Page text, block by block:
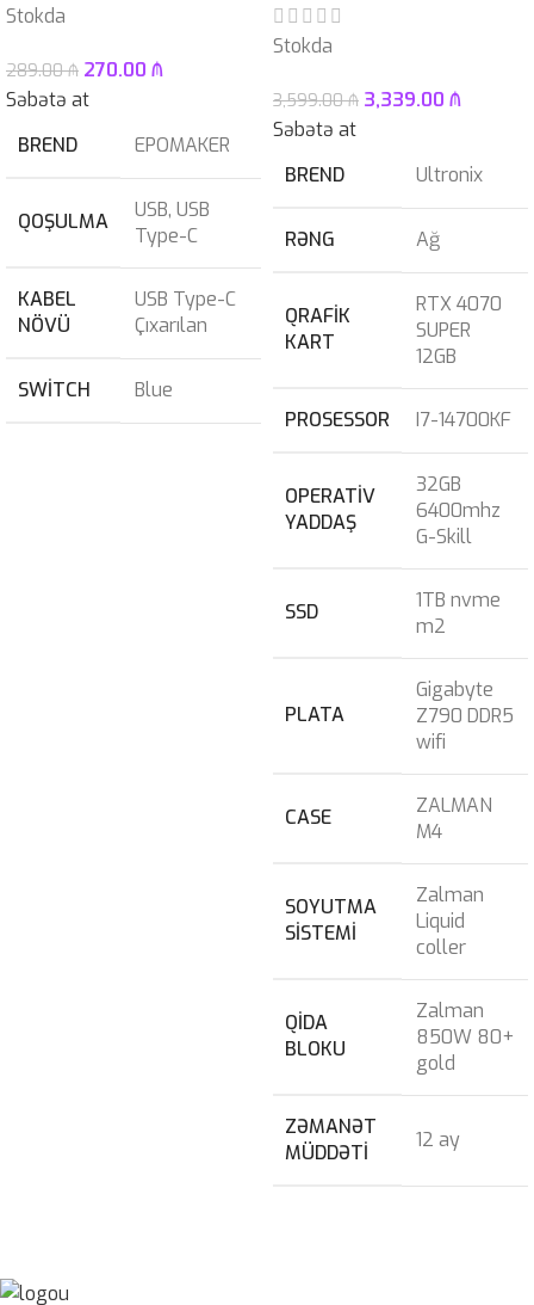
Stokda
289.00₼ 270.00 ₼
Səbətə at
BREND
EPOMAKER
QOŞULMA USB, USB
Type-C
KABEL
NÖVÜ
USB Type-C
Çıxarılan
SWITCH Blue
Stokda
3,599.00₼ 3,339.00 ₼
Səbətə at
BREND
Ultronix
RƏNG Ağ
QRAFIK
KART
RTX 4070
SUPER
12GB
PROSESSOR I7-14700KF
OPERATIV
YADDAŞ
32GB
6400mhz
G-Skill
SSD
1TB nvme
m2
PLATA
Gigabyte
Z790 DDR5
wifi
CASE
ZALMAN
M4
SOYUTMA
SISTEMI
Zalman
Liquid
coller
QIDA
BLOKU
Zalman
850W 80+
gold
ZƏMANƏT
MÜDDƏTI
12 ay